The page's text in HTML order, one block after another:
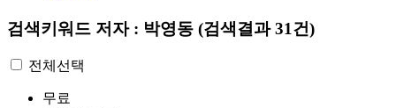
검색키워드 저자 : 박영동 (검색결과 31건)
전체선택
무료